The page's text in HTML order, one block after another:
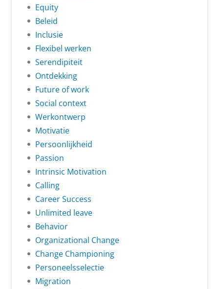
Equity
Beleid
Inclusie
Flexibel werken
Serendipiteit
Ontdekking
Future of work
Social context
Werkontwerp
Motivatie
Persoonlijkheid
Passion
Intrinsic Motivation
Calling
Career Success
Unlimited leave
Behavior
Organizational Change
Change Championing
Personeelsselectie
Migration